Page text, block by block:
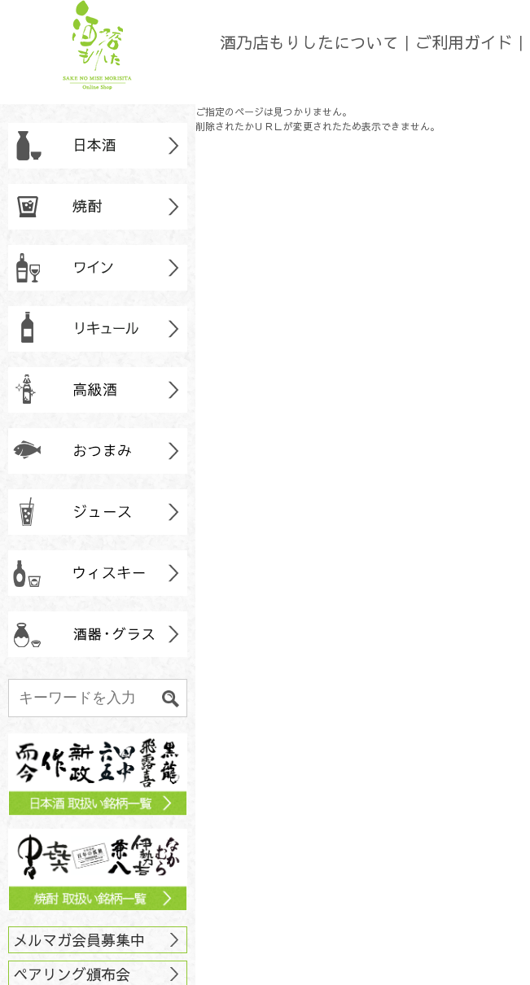
酒乃店もりしたについて ｜ ご利用ガイド ｜
ご指定のページは見つかりません。
削除されたかＵＲＬが変更されたため表示できません。
メルマガ会員募集中
ペアリング頒布会